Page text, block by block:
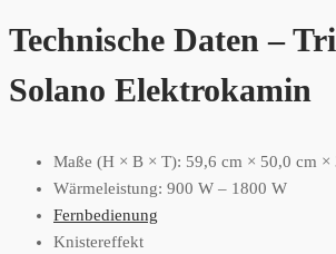
Technische Daten –
Solano Elektrokamin
Maße (H × B × T): 59,6 cm × 50,0 cm ×
Wärmeleistung: 900 W – 1800 W
Fernbedienung
Knistereffekt